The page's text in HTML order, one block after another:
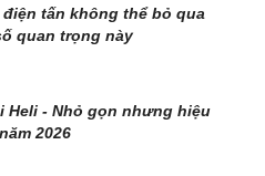
điện tấn không thể bỏ qua
quan trọng này
Heli - Nhỏ gọn nhưng hiệu
2026